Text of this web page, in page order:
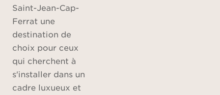
Saint-Jean-Cap-
Ferrat une
destination de
choix pour ceux
qui cherchent à
s'installer dans un
cadre luxueux et